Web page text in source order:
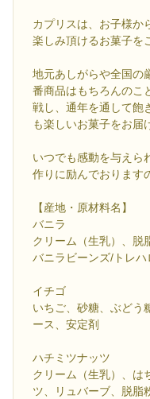
カプリスは、お子様か
楽しみ頂けるお菓子を
地元あしがらや全国の
番商品はもちろんのこ
戦し、通年を通して飽
も楽しいお菓子をお届
いつでも感動を与えら
作りに励んでおります
【産地・原材料名】
バニラ
クリーム（生乳）、脱
バニラビーンズ/トレハ
イチゴ
いちご、砂糖、ぶどう
ース、安定剤
ハチミツナッツ
クリーム（生乳）、は
ツ、リュバーブ、脱脂